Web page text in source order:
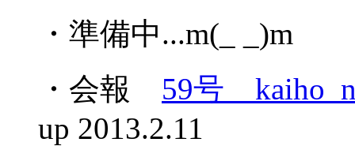
・準備中...m(_ _)m
・会報 59号
up 2013.2.11